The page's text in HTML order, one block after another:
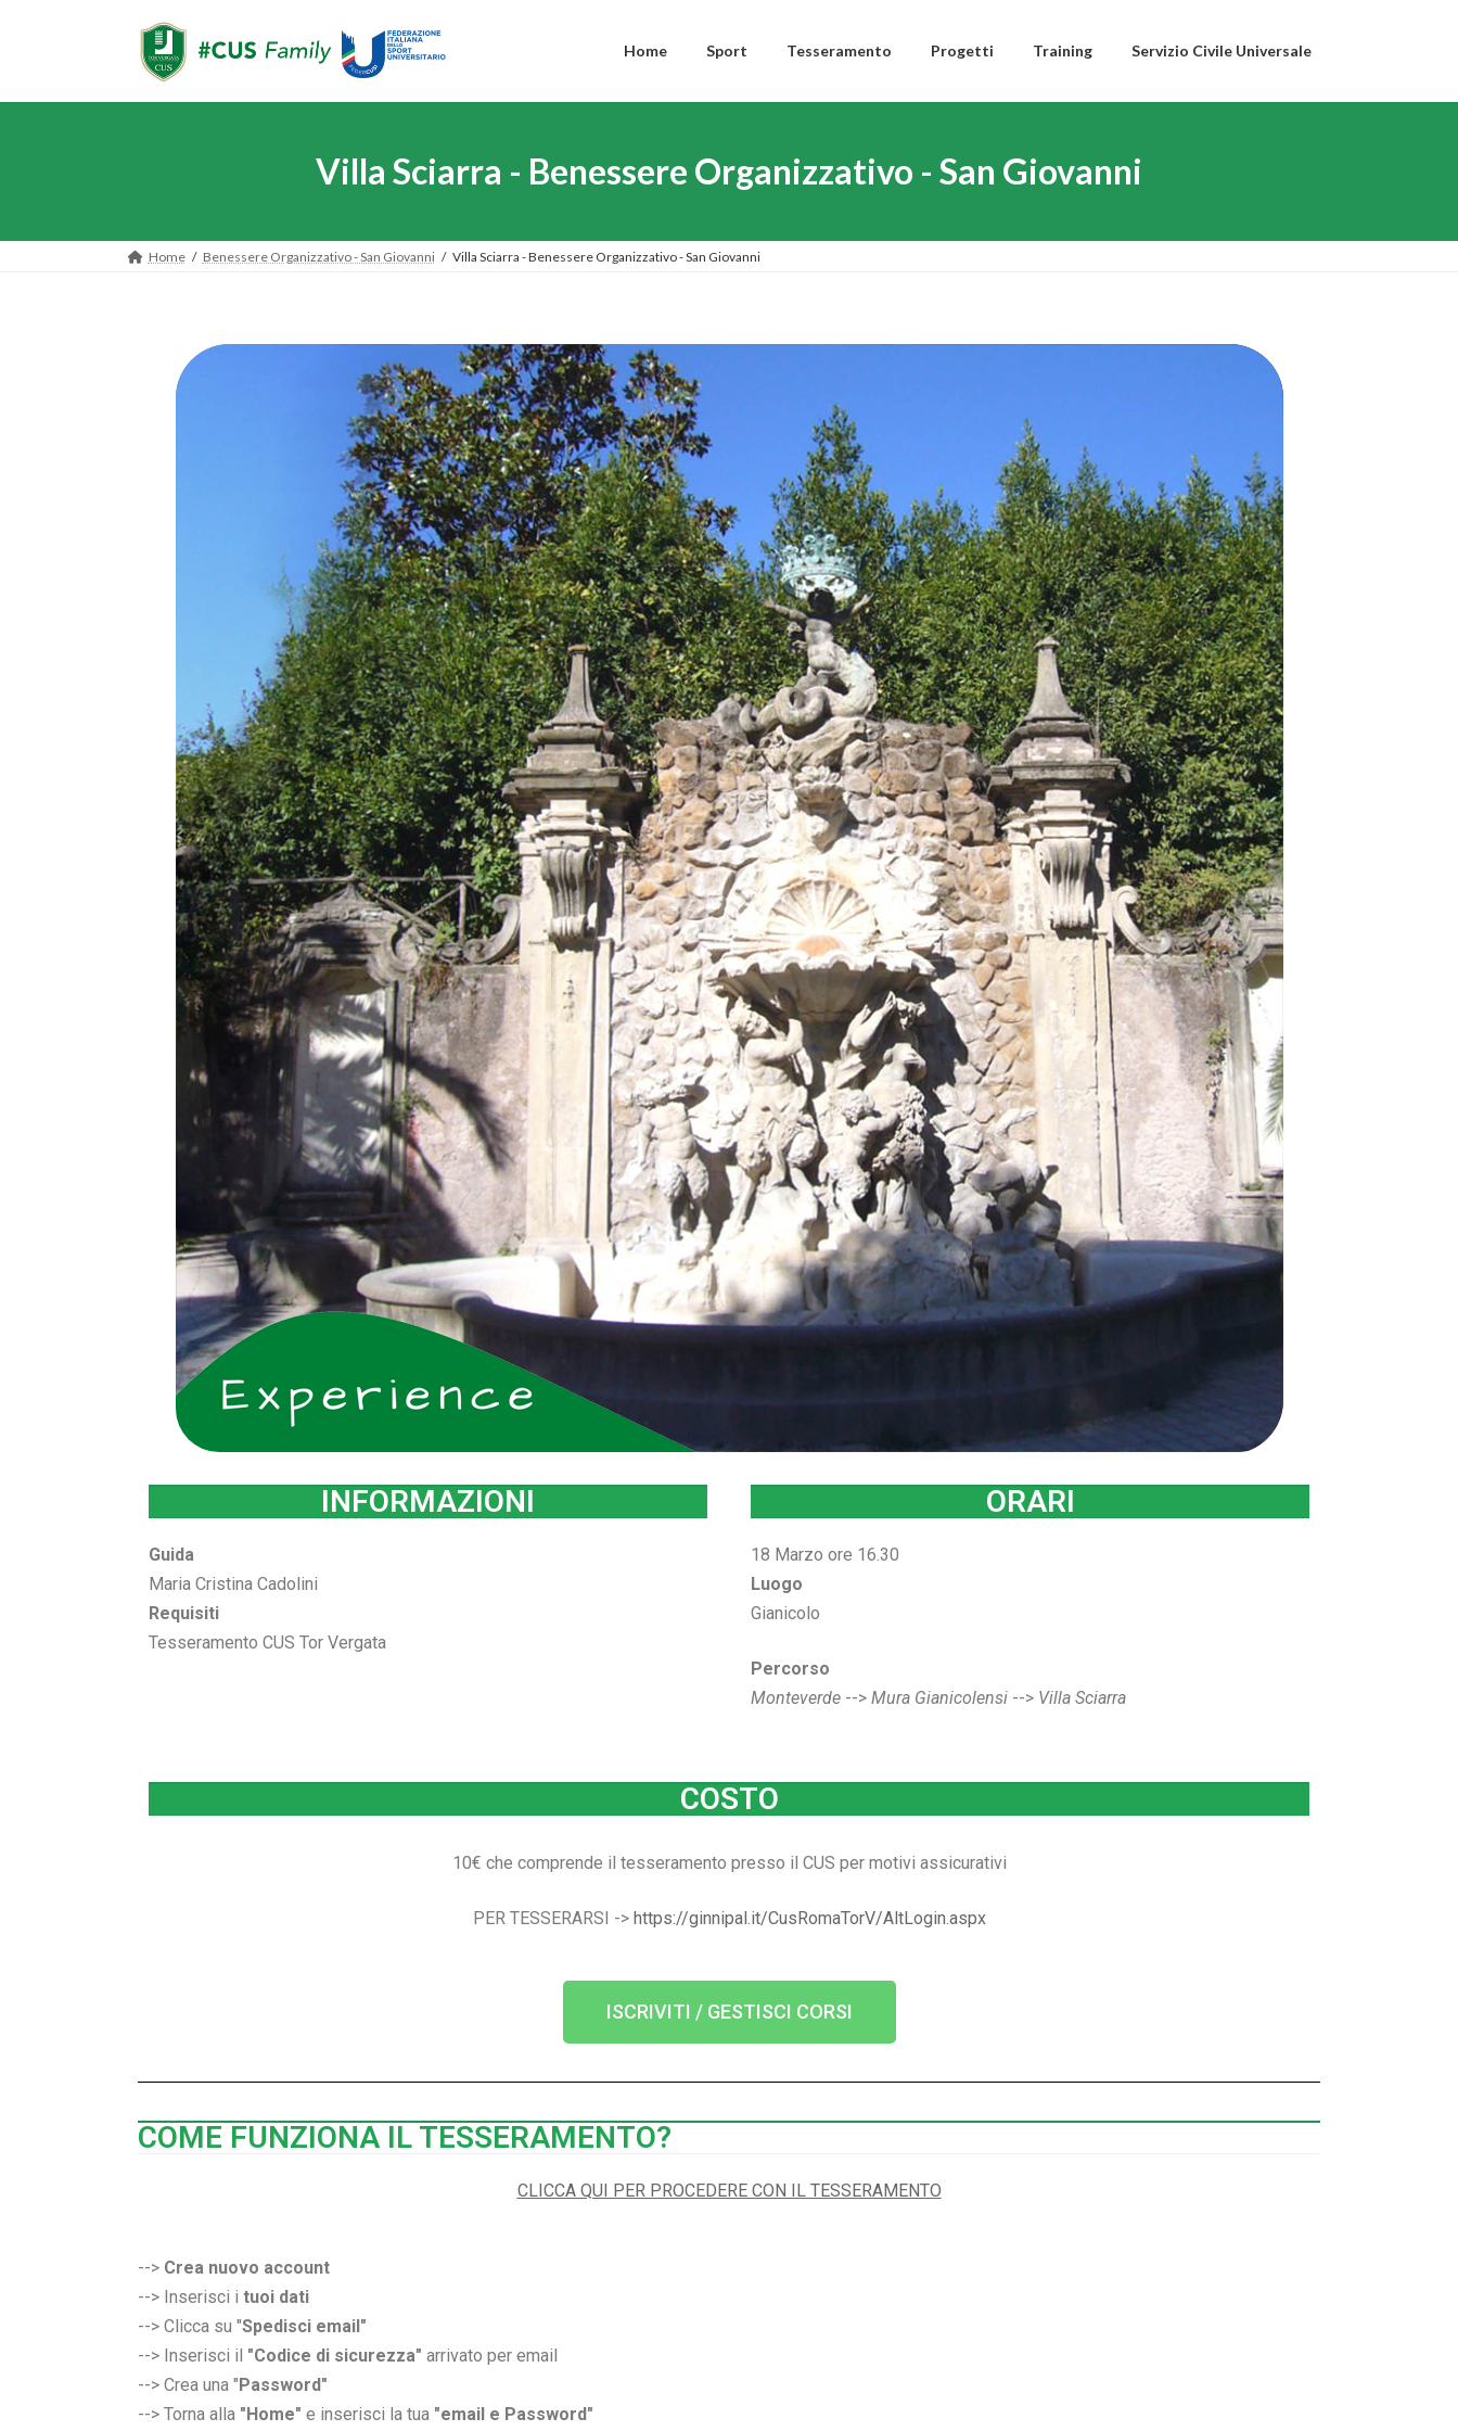
Home Sport Tesseramento Progetti Training Servizio Civile Universale
Villa Sciarra - Benessere Organizzativo - San Giovanni
Home Benessere Organizzativo - San Giovanni Villa Sciarra - Benessere Organizzativo - San Giovanni
INFORMAZIONI
Guida
Maria Cristina Cadolini
Requisiti
Tesseramento CUS Tor Vergata
ORARI
18 Marzo ore 16.30
Luogo
Gianicolo
Percorso
Monteverde --> Mura Gianicolensi --> Villa Sciarra
COSTO
10€ che comprende il tesseramento presso il CUS per motivi assicurativi
PER TESSERARSI -> https://ginnipal.it/CusRomaTorV/AltLogin.aspx
ISCRIVITI / GESTISCI CORSI
COME FUNZIONA IL TESSERAMENTO?
CLICCA QUI PER PROCEDERE CON IL TESSERAMENTO
--> Crea nuovo account
--> Inserisci i tuoi dati
--> Clicca su "Spedisci email"
--> Inserisci il "Codice di sicurezza" arrivato per email
--> Crea una "Password"
--> Torna alla "Home" e inserisci la tua "email e Password"